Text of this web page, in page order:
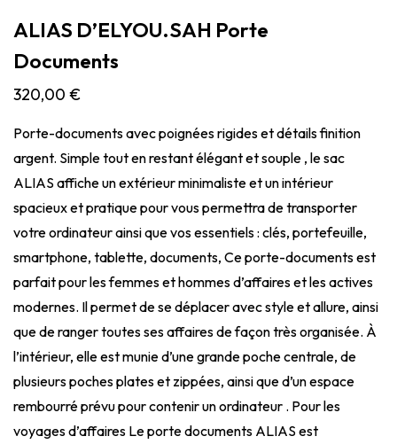
ALIAS D’ELYOU.SAH Porte
Documents
320,00 €
Porte-documents avec poignées rigides et détails finition
argent. Simple tout en restant élégant et souple , le sac
ALIAS affiche un extérieur minimaliste et un intérieur
spacieux et pratique pour vous permettra de transporter
votre ordinateur ainsi que vos essentiels : clés, portefeuille,
smartphone, tablette, documents, Ce porte-documents est
parfait pour les femmes et hommes d’affaires et les actives
modernes. Il permet de se déplacer avec style et allure, ainsi
que de ranger toutes ses affaires de façon très organisée. À
l’intérieur, elle est munie d’une grande poche centrale, de
plusieurs poches plates et zippées, ainsi que d’un espace
rembourré prévu pour contenir un ordinateur . Pour les
voyages d’affaires Le porte documents ALIAS est